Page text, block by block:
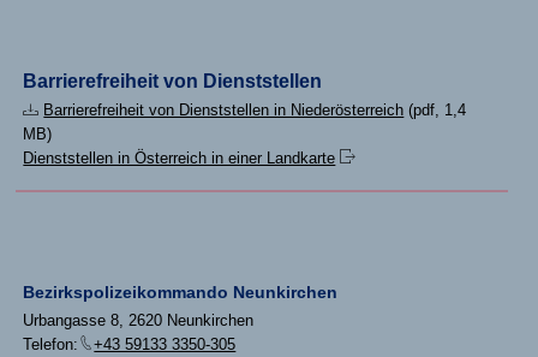
Barrierefreiheit von Dienststellen
Barrierefreiheit von Dienststellen in Niederösterreich (pdf, 1,4
MB)
Dienststellen in Österreich in einer Landkarte
Bezirkspolizeikommando Neunkirchen
Urbangasse 8, 2620 Neunkirchen
Telefon:
+43 59133 3350-305